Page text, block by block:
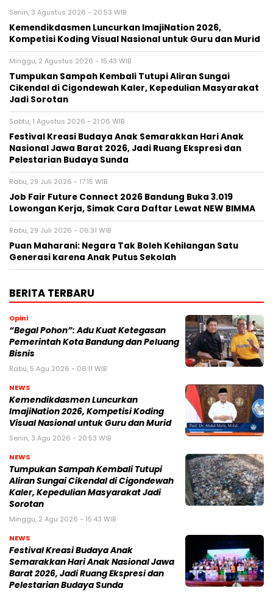
Senin, 3 Agustus 2026 - 20:53 WIB
Kemendikdasmen Luncurkan ImajiNation 2026,
Kompetisi Koding Visual Nasional untuk Guru dan Murid
Minggu, 2 Agustus 2026 - 15:43 WIB
Tumpukan Sampah Kembali Tutupi Aliran Sungai
Cikendal di Cigondewah Kaler, Kepedulian Masyarakat
Jadi Sorotan
Sabtu, 1 Agustus 2026 - 21:06 WIB
Festival Kreasi Budaya Anak Semarakkan Hari Anak
Nasional Jawa Barat 2026, Jadi Ruang Ekspresi dan
Pelestarian Budaya Sunda
Rabu, 29 Juli 2026 - 17:15 WIB
Job Fair Future Connect 2026 Bandung Buka 3.019
Lowongan Kerja, Simak Cara Daftar Lewat NEW BIMMA
Rabu, 29 Juli 2026 - 06:31 WIB
Puan Maharani: Negara Tak Boleh Kehilangan Satu
Generasi karena Anak Putus Sekolah
BERITA TERBARU
Opini
“Begal Pohon”: Adu Kuat Ketegasan
Pemerintah Kota Bandung dan Peluang
Bisnis
Rabu, 5 Agu 2026 - 06:11 WIB
NEWS
Kemendikdasmen Luncurkan
ImajiNation 2026, Kompetisi Koding
Visual Nasional untuk Guru dan Murid
Senin, 3 Agu 2026 - 20:53 WIB
NEWS
Tumpukan Sampah Kembali Tutupi
Aliran Sungai Cikendal di Cigondewah
Kaler, Kepedulian Masyarakat Jadi
Sorotan
Minggu, 2 Agu 2026 - 15:43 WIB
NEWS
Festival Kreasi Budaya Anak
Semarakkan Hari Anak Nasional Jawa
Barat 2026, Jadi Ruang Ekspresi dan
Pelestarian Budaya Sunda